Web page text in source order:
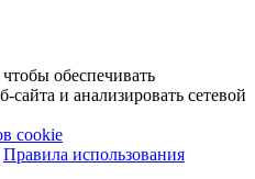
обеспечивать
и анализировать сетевой
cookie
Правила использования